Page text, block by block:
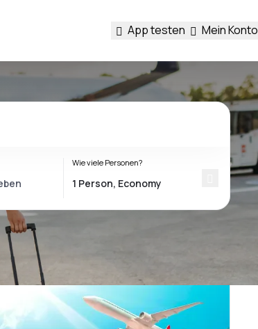
App testen Mein Konto
Wie viele Personen?